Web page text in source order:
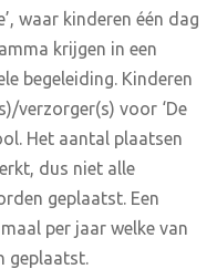
waar kinderen één dag
krijgen in een
begeleiding. Kinderen
verzorger(s) voor ‘De
Het aantal plaatsen
dus niet alle
geplaatst. Een
per jaar welke van
geplaatst.